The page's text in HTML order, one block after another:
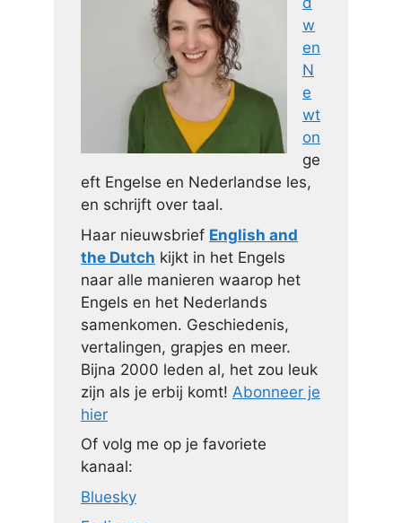
w
en
N
e
wt
on
ge
eft Engelse en Nederlandse les,
en schrijft over taal.
Haar nieuwsbrief English and
the Dutch kijkt in het Engels
naar alle manieren waarop het
Engels en het Nederlands
samenkomen. Geschiedenis,
vertalingen, grapjes en meer.
Bijna 2000 leden al, het zou leuk
zijn als je erbij komt! Abonneer je
hier
Of volg me op je favoriete
kanaal:
Bluesky